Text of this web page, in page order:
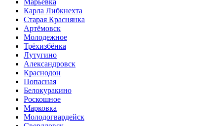
Марьевка
Карла Либкнехта
Старая Краснянка
Артёмовск
Молодежное
Трёхизбёнка
Лутугино
Александровск
Краснодон
Попасная
Белокуракино
Роскошное
Марковка
Молодогвардейск